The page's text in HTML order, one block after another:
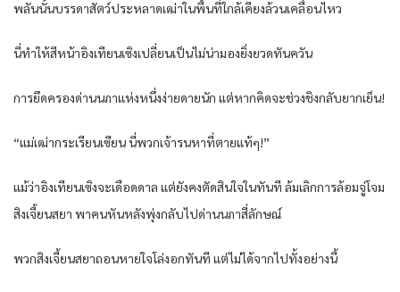
พลันนั้นบรรดาสัตว์ประหลาดเฒ่าในพื้นที่ใกล้เคียงล้วนเคลื่อนไหว
นี่ทำให้สีหน้าอิงเทียนเซิงเปลี่ยนเป็นไม่น่ามองยิ่งยวดทันควัน
การยึดครองด่านนภาแห่งหนึ่งง่ายดายนัก แต่หากคิดจะช่วงชิงกลับยากเย็น!
“แม่เฒ่ากระเรียนเซียน นี่พวกเจ้ารนหาที่ตายแท้ๆ!”
แม้ว่าอิงเทียนเซิงจะเดือดดาล แต่ยังคงตัดสินใจในทันที ล้มเลิกการล้อมจู่โจม
สิงเจี้ยนสยา พาคนหันหลังพุ่งกลับไปด่านนภาสี่ลักษณ์
พวกสิงเจี้ยนสยาถอนหายใจโล่งอกทันที แต่ไม่ได้จากไปทั้งอย่างนี้